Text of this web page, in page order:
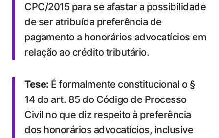
CPC/2015 para se afastar a possibilidade
de ser atribuída preferência de
pagamento a honorários advocatícios em
relação ao crédito tributário.
Tese: É formalmente constitucional o §
14 do art. 85 do Código de Processo
Civil no que diz respeito à preferência
dos honorários advocatícios, inclusive